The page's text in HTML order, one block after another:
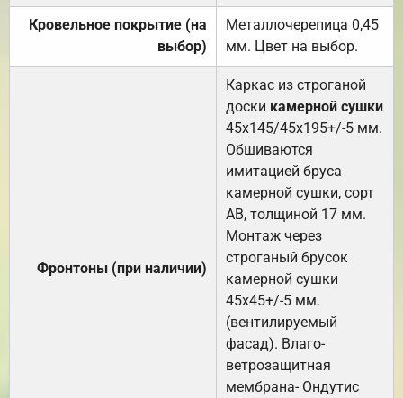
Кровельное покрытие (на
выбор)
Металлочерепица 0,45
мм. Цвет на выбор.
Фронтоны (при наличии)
Каркас из строганой
доски камерной сушки
45х145/45х195+/-5 мм.
Обшиваются
имитацией бруса
камерной сушки, сорт
АВ, толщиной 17 мм.
Монтаж через
строганый брусок
камерной сушки
45х45+/-5 мм.
(вентилируемый
фасад). Влаго-
ветрозащитная
мембрана- Ондутис